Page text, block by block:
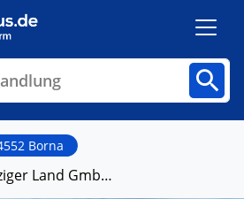
Borna
Sana Kliniken Leipziger Land GmbH - Klinikum Borna